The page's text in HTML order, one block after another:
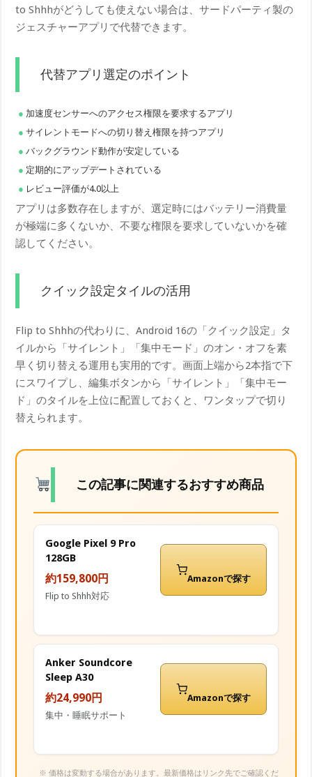
to Shhhがどうしても使えない場合は、サードパーティ製の
ジェスチャーアプリで代替できます。
代替アプリ選定のポイント
加速度センサーへのアクセス権限を要求するアプリ
サイレントモードへの切り替え権限を持つアプリ
バックグラウンド動作が安定している
定期的にアップデートされている
レビュー評価が4.0以上
アプリは多数存在しますが、選定時にはバッテリー消費量
が極端に多くないか、不要な権限を要求していないかを確
認してください。
クイック設定タイルの活用
Flip to Shhhの代わりに、Android 16の「クイック設定」タ
イルから「サイレント」「集中モード」のオン・オフを素
早く切り替える運用も実用的です。画面上端から2本指で下
にスワイプし、編集ボタンから「サイレント」「集中モー
ド」のタイルを上位に配置しておくと、ワンタップで切り
替えられます。
この記事に関連するおすすめ商品
Google Pixel 9 Pro
128GB
約159,800円
Flip to Shhh対応
Amazonで探す
Anker Soundcore
Sleep A30
約24,990円
集中・睡眠サポート
Amazonで探す
※ 価格は変動する場合があります。最新価格はリンク先でご確認くだ